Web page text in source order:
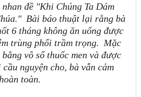
đề "Khi Chúng Ta Dám
" Bài báo thuật lại rằng bà
6 tháng không ăn uống được
trùng phổi trầm trọng. Mặc
vô số thuốc men và được
nguyện cho, bà vẫn cảm
toàn.